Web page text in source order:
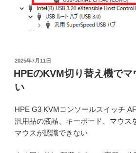
投
稿
日:
2025年7月11日
HPEのKVM切り替え機で
い
HPE G3 KVMコンソールスイッチ
汎用品の液晶、キーボード、マウス
マウスが認識できない